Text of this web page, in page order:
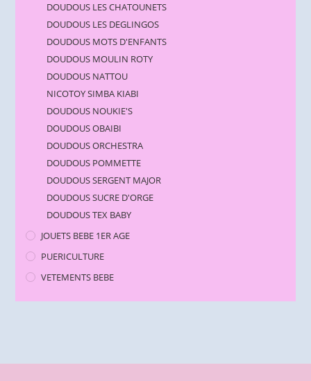
DOUDOUS LES CHATOUNETS
DOUDOUS LES DEGLINGOS
DOUDOUS MOTS D'ENFANTS
DOUDOUS MOULIN ROTY
DOUDOUS NATTOU
NICOTOY SIMBA KIABI
DOUDOUS NOUKIE'S
DOUDOUS OBAIBI
DOUDOUS ORCHESTRA
DOUDOUS POMMETTE
DOUDOUS SERGENT MAJOR
DOUDOUS SUCRE D'ORGE
DOUDOUS TEX BABY
JOUETS BEBE 1ER AGE
PUERICULTURE
VETEMENTS BEBE